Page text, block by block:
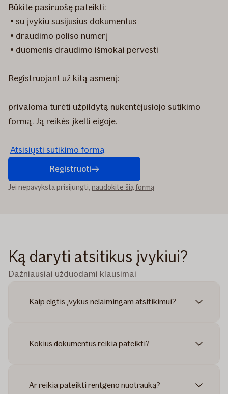
Būkite pasiruošę pateikti:
• su įvykiu susijusius dokumentus
• draudimo poliso numerį
• duomenis draudimo išmokai pervesti
Registruojant už kitą asmenį:
privaloma turėti užpildytą nukentėjusiojo sutikimo
formą. Ją reikės įkelti eigoje.
Atsisiųsti sutikimo formą
Registruoti
Jei nepavyksta prisijungti, naudokite šią formą
Ką daryti atsitikus įvykiui?
Dažniausiai užduodami klausimai
Kaip elgtis įvykus nelaimingam atsitikimui?
Kokius dokumentus reikia pateikti?
Ar reikia pateikti rentgeno nuotrauką?